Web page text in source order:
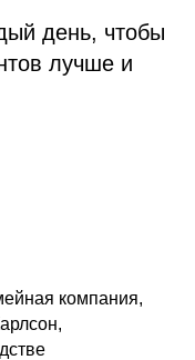
день, чтобы
лучше и
компания,